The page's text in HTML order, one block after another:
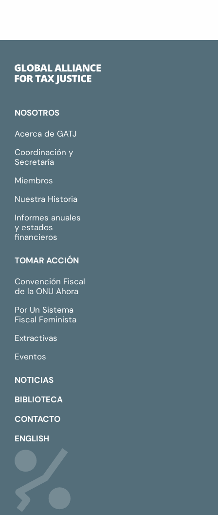
NOSOTROS
Acerca de GATJ
Coordinación y
Secretaría
Miembros
Nuestra Historia
Informes anuales
y estados
financieros
TOMAR ACCIÓN
Convención Fiscal
de la ONU Ahora
Por Un Sistema
Fiscal Feminista
Extractivas
Eventos
NOTICIAS
BIBLIOTECA
CONTACTO
ENGLISH